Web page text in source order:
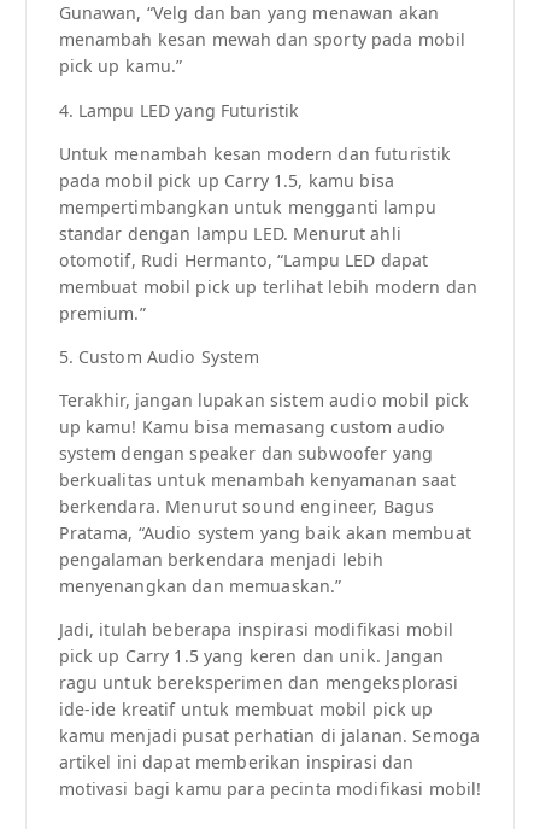
Gunawan, “Velg dan ban yang menawan akan
menambah kesan mewah dan sporty pada mobil
pick up kamu.”
4. Lampu LED yang Futuristik
Untuk menambah kesan modern dan futuristik
pada mobil pick up Carry 1.5, kamu bisa
mempertimbangkan untuk mengganti lampu
standar dengan lampu LED. Menurut ahli
otomotif, Rudi Hermanto, “Lampu LED dapat
membuat mobil pick up terlihat lebih modern dan
premium.”
5. Custom Audio System
Terakhir, jangan lupakan sistem audio mobil pick
up kamu! Kamu bisa memasang custom audio
system dengan speaker dan subwoofer yang
berkualitas untuk menambah kenyamanan saat
berkendara. Menurut sound engineer, Bagus
Pratama, “Audio system yang baik akan membuat
pengalaman berkendara menjadi lebih
menyenangkan dan memuaskan.”
Jadi, itulah beberapa inspirasi modifikasi mobil
pick up Carry 1.5 yang keren dan unik. Jangan
ragu untuk bereksperimen dan mengeksplorasi
ide-ide kreatif untuk membuat mobil pick up
kamu menjadi pusat perhatian di jalanan. Semoga
artikel ini dapat memberikan inspirasi dan
motivasi bagi kamu para pecinta modifikasi mobil!